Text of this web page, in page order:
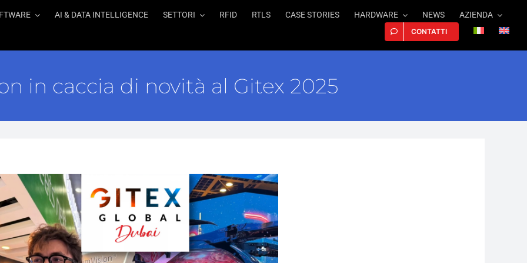
AI & DATA INTELLIGENCE SETTORI RFID RTLS CASE STORIES HARDWARE NEWS AZIENDA
CONTATTI
in caccia di novità al Gitex 2025